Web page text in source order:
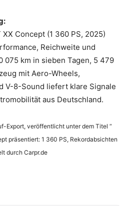
Concept (1 360 PS, 2025)
Reichweite und
075 km in sieben Tagen, 5 479
mit Aero-Wheels,
V-8-Sound liefert klare Signale
aus Deutschland.
Export, veröffentlicht unter dem Titel “
präsentiert: 1 360 PS, Rekordabsichten
durch Carpr.de